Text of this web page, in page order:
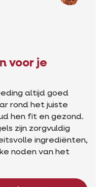
voor je
altijd goed
rond het juiste
hen fit en gezond.
zijn zorgvuldig
ingrediënten,
noden van het